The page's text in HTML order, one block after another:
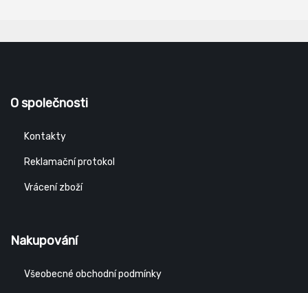
O společnosti
Kontakty
Reklamační protokol
Vrácení zboží
Nakupování
Všeobecné obchodní podmínky